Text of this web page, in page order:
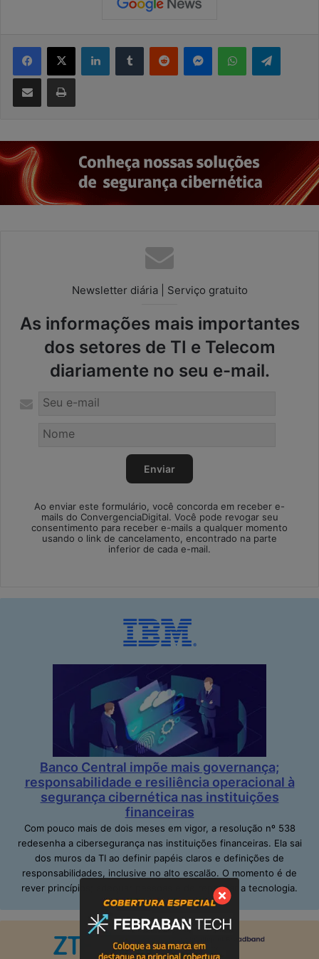
Newsletter diária | Serviço gratuito
As informações mais importantes
dos setores de TI e Telecom
diariamente no seu e-mail.
Ao enviar este formulário, você concorda em receber e-
mails do ConvergenciaDigital. Você pode revogar seu
consentimento para receber e-mails a qualquer momento
usando o link de cancelamento, encontrado na parte
inferior de cada e-mail.
Banco Central impõe mais governança;
responsabilidade e resiliência operacional à
segurança cibernética nas instituições
financeiras
Com pouco mais de dois meses em vigor, a resolução nº 538
redesenha a cibersegurança nas instituições financeiras. Ela sai
dos muros da TI ao definir papéis claros e definições de
responsabilidades, inclusive no alto escalão. O momento é de
rever princípios; adequar pessoas e de repensar a tecnologia.